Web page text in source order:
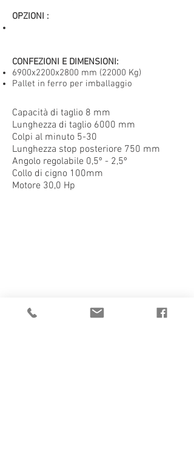
OPZIONI :
CONFEZIONI E DIMENSIONI:
6900x2200x2800 mm (22000 Kg)
Pallet in ferro per imballaggio
Capacità di taglio 8 mm
Lunghezza di taglio 6000 mm
Colpi al minuto 5-30
Lunghezza stop posteriore 750 mm
Angolo regolabile 0,5º - 2,5º
Collo di cigno 100mm
Motore 30,0 Hp